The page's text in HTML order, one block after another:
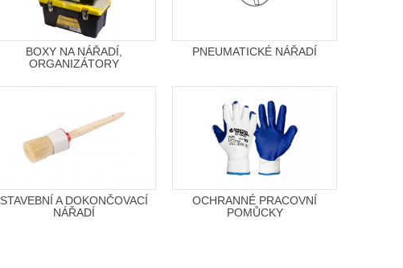
BOXY NA NÁŘADÍ,
ORGANIZÁTORY
PNEUMATICKÉ NÁŘADÍ
STAVEBNÍ A DOKONČOVACÍ
NÁŘADÍ
OCHRANNÉ PRACOVNÍ
POMŮCKY